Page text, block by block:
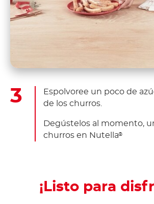
Espolvoree un poco de
de los churros.
Degústelos al momento,
churros en Nutella®
¡Listo para